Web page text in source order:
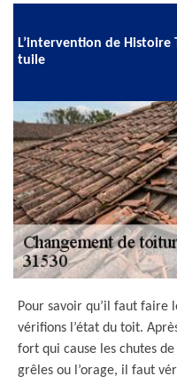
L’intervention de
tuile
Pour savoir qu’il faut faire
vérifions l’état du toit.
fort qui cause les chutes
grêles ou l’orage, il faut